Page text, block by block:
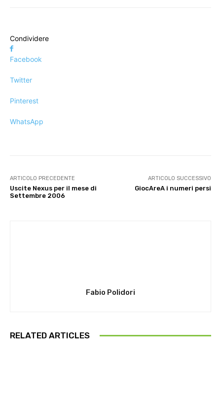
Condividere
Facebook
Twitter
Pinterest
WhatsApp
ARTICOLO PRECEDENTE
Uscite Nexus per il mese di
Settembre 2006
ARTICOLO SUCCESSIVO
GiocAreA i numeri persi
Fabio Polidori
RELATED ARTICLES